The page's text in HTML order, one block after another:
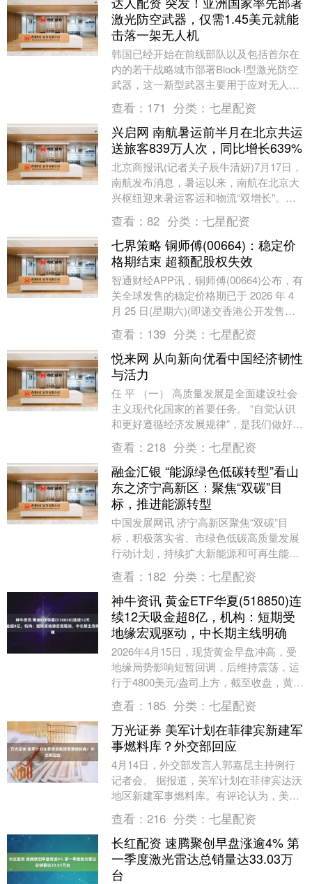
激光防空武器，仅需1.45美元就能
击落一架无人机
韩国已经开始在前线部队以及包括首尔在
内的若干战略城市部署Block-I型激光防空
武器，这一新型武器主要用于应对无人机
威胁，尤其是来自朝鲜的低空无人机骚
扰。Blo....
查看： 171 分类： 七星配资
兴启网 南航暑运前半月在北京共运
送旅客839万人次，同比增长639%
北京商报讯(记者关子辰牛清妍)7月17日，
南航发布消息，暑运以来，南航在北京大
兴枢纽迎来暑运客运和物流“双增长”。暑
运前半月(7月1日—15日)，南航在北京安
全....
查看： 82 分类： 七星配资
七界策略 铜师傅(00664)：稳定价
格期结束 超额配股权失效
智通财经APP讯，铜师傅(00664)公布，有
关全球发售的稳定价格期已于 2026 年 4
月 25 日(星期六)(即递交香港公开发售申
请截止日期后第 30 日....
查看： 139 分类： 七星配资
悦来网 从向新向优看中国经济韧性
与活力
任 平 （一） 高质量发展是全面建设社会
主义现代化国家的首要任务。 “自觉认识
和更好遵循经济发展规律”，是我们做好经
济工作的一条重要经验。 “十五五”开局首
季，....
查看： 218 分类： 七星配资
融金汇银 “能源绿色低碳转型”看山
东之济宁高新区：聚焦“双碳”目
标，推进能源转型
中国发展网讯 济宁高新区聚焦“双碳”目
标，积极落实省、市绿色低碳高质量发展
行动计划，持续扩大新能源和可再生能源
装机规模，提升非化石能源消费比重，能
源绿色低碳转型....
查看： 182 分类： 七星配资
神牛资讯 黄金ETF华夏(518850)连
续12天吸金超8亿，机构：短期受
地缘宏观驱动，中长期主线明确
2026年4月15日，现货黄金早盘冲高，受
地缘局势影响短暂回调，后维持震荡，运
行于4800美元/盎司上方，截至收盘，黄金
ETF华夏(518850)上涨0.53%....
查看： 185 分类： 七星配资
万光证券 美军计划在菲律宾新建军
事燃料库？外交部回应
4月14日，外交部发言人郭嘉昆主持例行
记者会。 据报道，美军计划在菲律宾达沃
地区新建军事燃料库。有评论认为，美方
此举旨在强化在西太平洋的燃料补给和后
勤保障能力，....
查看： 216 分类： 七星配资
长红配资 速腾聚创早盘涨逾4% 第
一季度激光雷达总销量达33.03万
台